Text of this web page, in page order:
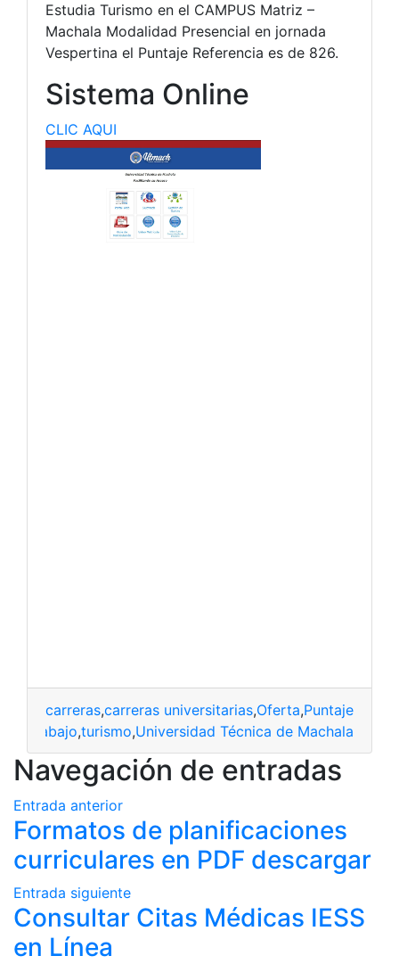
Estudia Turismo en el CAMPUS Matriz –
Machala Modalidad Presencial en jornada
Vespertina el Puntaje Referencia es de 826.
Sistema Online
CLIC AQUI
carreras,carreras universitarias,Oferta,Puntaje
trabajo,turismo,Universidad Técnica de Machala
Navegación de entradas
Entrada anterior
Formatos de planificaciones
curriculares en PDF descargar
Entrada siguiente
Consultar Citas Médicas IESS
en Línea